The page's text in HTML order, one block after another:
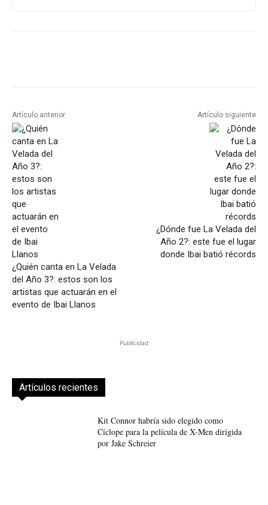
Artículo anterior
¿Quién canta en La Velada
del Año 3?: estos son los
artistas que actuarán en el
evento de Ibai Llanos
Artículo siguiente
¿Dónde fue La Velada del
Año 2?: este fue el lugar
donde Ibai batió récords
Publicidad
Artículos recientes
Kit Connor habría sido elegido como
Cíclope para la película de X-Men dirigida
por Jake Schreier